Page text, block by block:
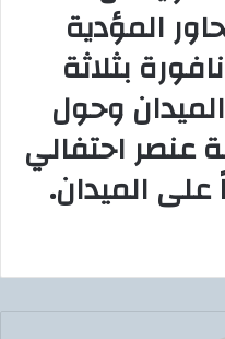
المؤدية
بثلاثة
وحول
عنصر احتفالي
الميدان.